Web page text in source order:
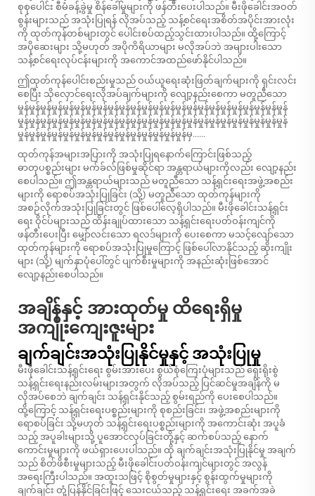
စုစုပေါင်း စီမံခန့်ခွဲမှု စိန်ခေါ်မှုများကို ဖန်တီးပေးပါသည်။ မီးဖိုခေါင်းအဝတ်
စွန်းများသည် အသုံးပြုရန် လိုအပ်သည့် သန့်စင်ရေးအစိတ်အပိုင်းအားလုံး
ကို ထုတ်ကုန်တစ်များတွင် ပေါင်းစပ်ထည့်သွင်းထားပါသည်။ ထို့ကြောင့်
အပိုဆေးများ သို့မဟုတ် အပိုကိရိယာများ မလိုအပ်ဘဲ အများပါးသော
သန့်စင်ရေးလုပ်ငန်းများကို အကောင်အထည်ဖော်နိုင်ပါသည်။
ဤထုတ်ကုန်ပေါင်းစည်းမှုသည် ဝယ်ယူရေးဆုံးဖြတ်ချက်များကို ရှင်းလင်း
စေပြီး သိုလှောင်ရေးလိုအပ်ချက်များကို လျော့နည်းစေကာ မတူညီသော
မှုန်မှုန်မှုန်မှုန်မှုန်မှုန်မှုန်မှုန်မှုန်မှုန်မှုန်မှုန်မှုန်မှုန်မှုန်မှုန်မှုန်မှုန်မှုန်မှုန်မှုန်မှုန်မှုန်မှုန်
မှုန်မှုန်မှုန်မှုန်မှုန်မှုန်မှုန်မှုန်မှုန်မှုန်မှုန်မှုန်မှုန်မှုန်မှုန်မှုန်မှုန်မှုန်မှုန်မှုန်မှုန်မှုန်မှုန်မှုန်
မှုန်မှုန်မှုန်မှုန်မှုန်မှုန်မှုန်မှုန်မှုန်မှုန်မှုန်မှုန်မှုန်မှုန်မှုန်မှ......
ထုတ်ကုန်အများအပြားကို အသုံးပြုရနောက်ကြောင်းဖြစ်သည့်
ဓာတုပစ္စည်းများ မက်ခ်လ်ဖြစ်မှုဆိုင်ရာ အန္တရာယ်များကိုလည်း လျော့နည်း
စေပါသည်။ ဤအန္တရာယ်များသည် မတူညီသော သန့်ရှင်းရေးအဖွဲ့အစည်း
များကို ရောစပ်အသုံးပြုခြင်း (သို့) မတူညီသော ထုတ်ကုန်များကို
အစဉ်လိုက်အသုံးပြုခြင်းတွင် ဖြစ်ပေါ်လေ့ရှိပါသည်။ မီးဖိုခေါင်းသန့်ရှင်း
ရေး ဝိုင်ပ်များသည် ထိန်းချုပ်ထားသော သန့်ရှင်းရေးပတ်ဝန်းကျင်ကို
ဖန်တီးပေးပြီး မျှော်လင်းသော ရလဒ်များကို ပေးစေကာ မသင့်လျော်သော
ထုတ်ကုန်များကို ရောစပ်အသုံးပြုမှုကြောင့် ဖြစ်ပေါ်လာနိုင်သည့် ဆိုးကျိုး
များ (သို့) မျက်နှာပုံပေါ်တွင် ပျက်စီးမှုများကို အနည်းဆုံးဖြစ်အောင်
လျော့နည်းစေပါသည်။
အချိန်နှင့် အားထုတ်မှု ထိရေးရှိမှု
အကျိုးကျေးဇူးများ
ချက်ချင်းအသုံးပြုနိုင်မှုနှင့် အသုံးပြုမှု
မီးဖိုခေါင်းသန့်ရှင်းရေး စွမ်းအားပေး စွယ်စုံကြေးပုံများသည် ရှေးရိုးစွဲ
သန့်ရှင်းရေးနည်းလမ်းများအတွက် လိုအပ်သည့် ပြင်ဆင်မှုအချိန်ကို မ
လိုအပ်စေဘဲ ချက်ချင်း သန့်ရှင်းနိုင်သည့် စွမ်းရည်ကို ပေးစေပါသည်။
ထို့ကြောင့် သန့်ရှင်းရေးပစ္စည်းများကို စုစည်းခြင်း၊ အဖွဲ့အစည်းများကို
ရောစပ်ခြင်း သို့မဟုတ် သန့်ရှင်းရေးပစ္စည်းများကို အကောင်းဆုံး အပူခံ
သည့် အပူခါးများသို့ ပူအောင်လုပ်ခြင်းတို့နှင့် ဆက်စပ်သည့် နောက်
ကောင်းမှုများကို ဖယ်ရှားပေးပါသည်။ ထို ချက်ချင်းအသုံးပြုနိုင်မှု အချက်
သည် စိတ်ဖိစီးမှုများသည့် မီးဖိုခေါင်းပတ်ဝန်းကျင်များတွင် အလွန်
အရေးကြီးပါသည်။ အထူးသဖြင့် စိုစွတ်မှုများနှင့် စွန်းထွက်မှုများကို
ချက်ချင်း တုံ့ပြန်နိုင်ခြင်းဖြင့် သေးငယ်သည့် သန့်ရှင်းရေး အခက်အခဲ